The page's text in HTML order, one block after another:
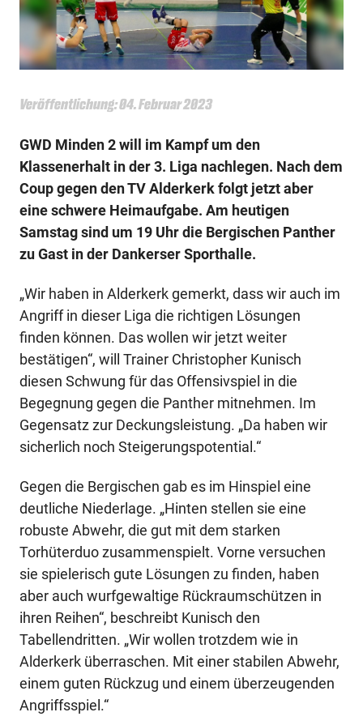
Veröffentlichung: 04. Februar 2023
GWD Minden 2 will im Kampf um den
Klassenerhalt in der 3. Liga nachlegen. Nach dem
Coup gegen den TV Alderkerk folgt jetzt aber
eine schwere Heimaufgabe. Am heutigen
Samstag sind um 19 Uhr die Bergischen Panther
zu Gast in der Dankerser Sporthalle.
„Wir haben in Alderkerk gemerkt, dass wir auch im
Angriff in dieser Liga die richtigen Lösungen
finden können. Das wollen wir jetzt weiter
bestätigen“, will Trainer Christopher Kunisch
diesen Schwung für das Offensivspiel in die
Begegnung gegen die Panther mitnehmen. Im
Gegensatz zur Deckungsleistung. „Da haben wir
sicherlich noch Steigerungspotential.“
Gegen die Bergischen gab es im Hinspiel eine
deutliche Niederlage. „Hinten stellen sie eine
robuste Abwehr, die gut mit dem starken
Torhüterduo zusammenspielt. Vorne versuchen
sie spielerisch gute Lösungen zu finden, haben
aber auch wurfgewaltige Rückraumschützen in
ihren Reihen“, beschreibt Kunisch den
Tabellendritten. „Wir wollen trotzdem wie in
Alderkerk überraschen. Mit einer stabilen Abwehr,
einem guten Rückzug und einem überzeugenden
Angriffsspiel.“